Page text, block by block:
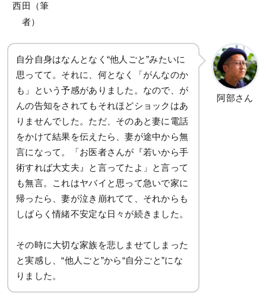
西田（筆
者）
自分自身はなんとなく“他人ごと”みたいに
思ってて。それに、何となく「がんなのか
も」という予感がありました。なので、が
んの告知をされてもそれほどショックはあ
りませんでした。ただ、そのあと妻に電話
をかけて結果を伝えたら、妻が途中から無
言になって。「お医者さんが『若いから手
術すれば大丈夫』と言ってたよ」と言って
も無言。これはヤバイと思って急いで家に
帰ったら、妻が泣き崩れてて、それからも
しばらく情緒不安定な日々が続きました。
その時に大切な家族を悲しませてしまった
と実感し、“他人ごと”から“自分ごと”にな
りました。
阿部さん